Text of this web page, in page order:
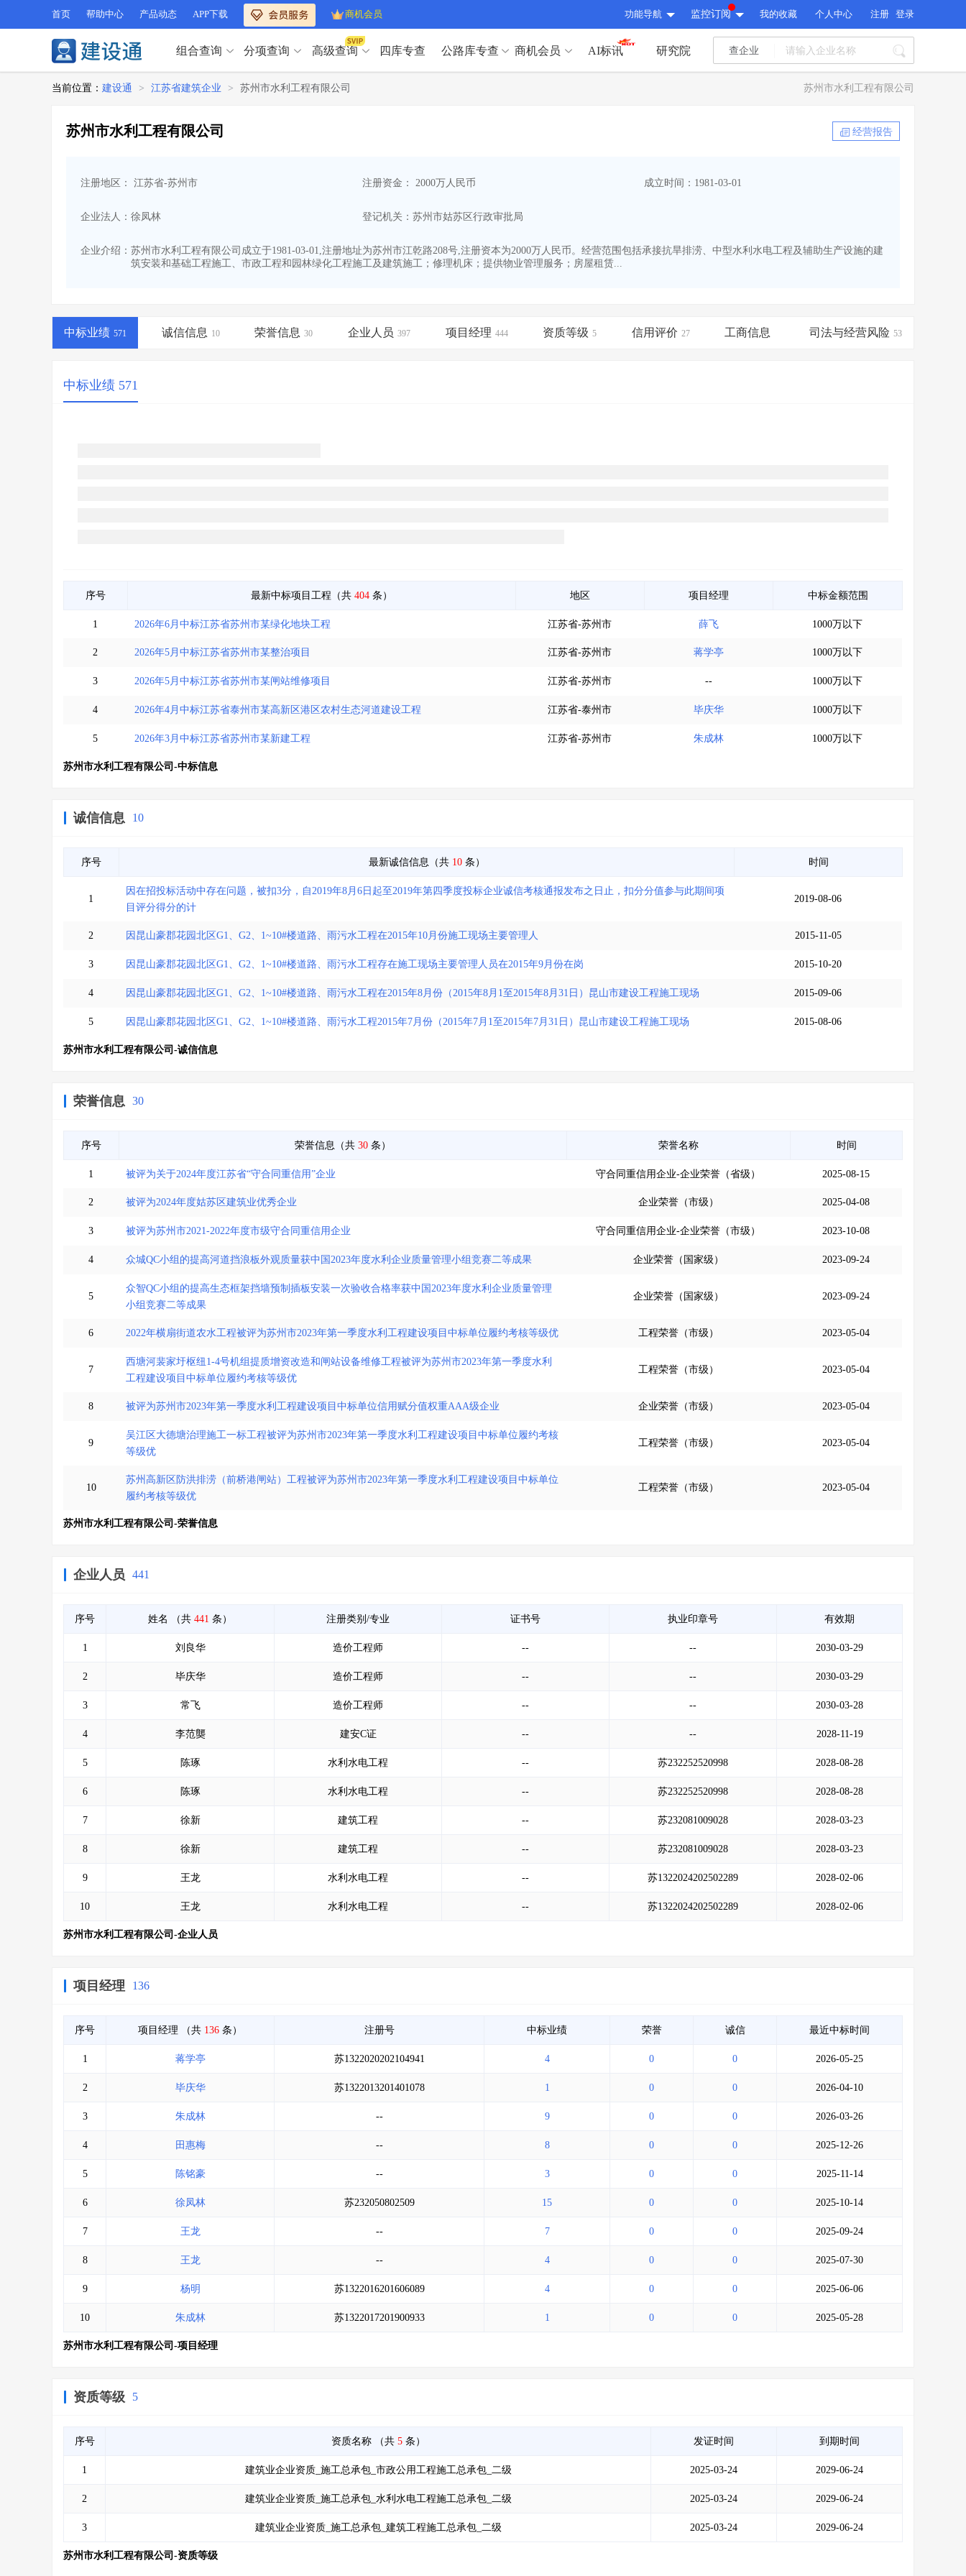
首页 帮助中心 产品动态 APP下载 商机会员 功能导航 监控订阅 我的收藏 个人中心 注册 登录
分项查询（VIP）
查资质 > 查人员
查荣誉 > 查诚信
招标信息>
公路库专查>
宏观经济>
商机会员
土地交易> 省市重点项目
研究报告>
其他服务
组合查询 分项查询 高级查询 四库专查 公路库专查 商机会员 AI标讯 研究院 查企业
查荣誉>
招标信息>
省库业绩查询
水利库专查
>
组合查询-广州>
下浮率>
宏观经济 > 建企舆情
政策规划> 招投标规则>
业主专查> 项目商机
API接口> 市场经营AI云平台>
会员服务 > 数据导出服务>
当前位置： 建设通 > 江苏省建筑企业 > 苏州市水利工程有限公司 苏州市水利工程有限公司
苏州市水利工程有限公司 经营报告
注册地区： 江苏省-苏州市 注册资金： 2000万人民币 成立时间：1981-03-01
企业法人：徐凤林 登记机关：苏州市姑苏区行政审批局
企业介绍： 苏州市水利工程有限公司成立于1981-03-01,注册地址为苏州市江乾路208号,注册资本为2000万人民币。经营范围包括承接抗旱排涝、中型水利水电工程及辅助生产设施的建
筑安装和基础工程施工、市政工程和园林绿化工程施工及建筑施工；修理机床；提供物业管理服务；房屋租赁...
中标业绩 571 诚信信息 10 荣誉信息 30 企业人员 397 项目经理 444 资质等级 5 信用评价 27 工商信息 司法与经营风险 53
中标业绩 571
序号 最新中标项目工程（共 404 条） 地区 项目经理 中标金额范围
1 2026年6月中标江苏省苏州市某绿化地块工程 江苏省-苏州市 薛飞 1000万以下
2 2026年5月中标江苏省苏州市某整治项目 江苏省-苏州市 蒋学亭 1000万以下
3 2026年5月中标江苏省苏州市某闸站维修项目 江苏省-苏州市 -- 1000万以下
4 2026年4月中标江苏省泰州市某高新区港区农村生态河道建设工程 江苏省-泰州市 毕庆华 1000万以下
5 2026年3月中标江苏省苏州市某新建工程 江苏省-苏州市 朱成林 1000万以下
苏州市水利工程有限公司-中标信息
诚信信息 10
序号 最新诚信信息（共 10条） 时间
1
因在招投标活动中存在问题，被扣3分，自2019年8月6日起至2019年第四季度投标企业诚信考核通报发布之日止，扣分分值参与此期间项
目评分得分的计
2019-08-06
2 因昆山豪郡花园北区G1、G2、1~10#楼道路、雨污水工程在2015年10月份施工现场主要管理人 2015-11-05
3 因昆山豪郡花园北区G1、G2、1~10#楼道路、雨污水工程存在施工现场主要管理人员在2015年9月份在岗 2015-10-20
4 因昆山豪郡花园北区G1、G2、1~10#楼道路、雨污水工程在2015年8月份（2015年8月1至2015年8月31日）昆山市建设工程施工现场 2015-09-06
5 因昆山豪郡花园北区G1、G2、1~10#楼道路、雨污水工程2015年7月份（2015年7月1至2015年7月31日）昆山市建设工程施工现场 2015-08-06
苏州市水利工程有限公司-诚信信息
荣誉信息 30
序号 荣誉信息（共 30 条） 荣誉名称 时间
1 被评为关于2024年度江苏省“守合同重信用”企业 守合同重信用企业-企业荣誉（省级） 2025-08-15
2 被评为2024年度姑苏区建筑业优秀企业 企业荣誉（市级） 2025-04-08
3 被评为苏州市2021-2022年度市级守合同重信用企业 守合同重信用企业-企业荣誉（市级） 2023-10-08
4 众城QC小组的提高河道挡浪板外观质量获中国2023年度水利企业质量管理小组竞赛二等成果 企业荣誉（国家级） 2023-09-24
5
众智QC小组的提高生态框架挡墙预制插板安装一次验收合格率获中国2023年度水利企业质量管理
小组竞赛二等成果
企业荣誉（国家级） 2023-09-24
6 2022年横扇街道农水工程被评为苏州市2023年第一季度水利工程建设项目中标单位履约考核等级优 工程荣誉（市级） 2023-05-04
7
西塘河裴家圩枢纽1-4号机组提质增资改造和闸站设备维修工程被评为苏州市2023年第一季度水利
工程建设项目中标单位履约考核等级优
工程荣誉（市级） 2023-05-04
8 被评为苏州市2023年第一季度水利工程建设项目中标单位信用赋分值权重AAA级企业 企业荣誉（市级） 2023-05-04
9
吴江区大德塘治理施工一标工程被评为苏州市2023年第一季度水利工程建设项目中标单位履约考核
等级优
工程荣誉（市级） 2023-05-04
10
苏州高新区防洪排涝（前桥港闸站）工程被评为苏州市2023年第一季度水利工程建设项目中标单位
履约考核等级优
工程荣誉（市级） 2023-05-04
苏州市水利工程有限公司-荣誉信息
企业人员 441
序号 姓名 （共 441 条） 注册类别/专业 证书号 执业印章号 有效期
1 刘良华 造价工程师 -- -- 2030-03-29
2 毕庆华 造价工程师 -- -- 2030-03-29
3 常飞 造价工程师 -- -- 2030-03-28
4 李范龑 建安C证 -- -- 2028-11-19
5 陈琢 水利水电工程 -- 苏232252520998 2028-08-28
6 陈琢 水利水电工程 -- 苏232252520998 2028-08-28
7 徐新 建筑工程 -- 苏232081009028 2028-03-23
8 徐新 建筑工程 -- 苏232081009028 2028-03-23
9 王龙 水利水电工程 -- 苏1322024202502289 2028-02-06
10 王龙 水利水电工程 -- 苏1322024202502289 2028-02-06
苏州市水利工程有限公司-企业人员
项目经理 136
序号 项目经理 （共 136 条） 注册号 中标业绩 荣誉 诚信 最近中标时间
1 蒋学亭 苏1322020202104941 4 0 0 2026-05-25
2 毕庆华 苏1322013201401078 1 0 0 2026-04-10
3 朱成林 -- 9 0 0 2026-03-26
4 田惠梅 -- 8 0 0 2025-12-26
5 陈铭豪 -- 3 0 0 2025-11-14
6 徐凤林 苏232050802509 15 0 0 2025-10-14
7 王龙 -- 7 0 0 2025-09-24
8 王龙 -- 4 0 0 2025-07-30
9 杨明 苏1322016201606089 4 0 0 2025-06-06
10 朱成林 苏1322017201900933 1 0 0 2025-05-28
苏州市水利工程有限公司-项目经理
资质等级 5
序号 资质名称 （共 5条） 发证时间 到期时间
1 建筑业企业资质_施工总承包_市政公用工程施工总承包_二级 2025-03-24 2029-06-24
2 建筑业企业资质_施工总承包_水利水电工程施工总承包_二级 2025-03-24 2029-06-24
3 建筑业企业资质_施工总承包_建筑工程施工总承包_二级 2025-03-24 2029-06-24
苏州市水利工程有限公司-资质等级